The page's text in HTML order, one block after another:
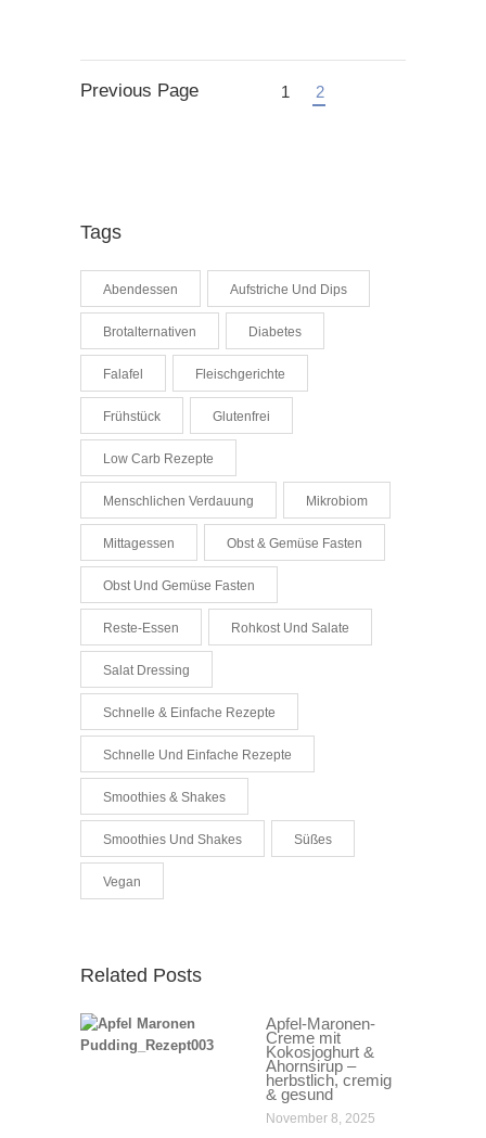
Previous Page 1 2
Tags
Abendessen Aufstriche Und Dips
Brotalternativen Diabetes
Falafel Fleischgerichte
Frühstück Glutenfrei
Low Carb Rezepte
Menschlichen Verdauung Mikrobiom
Mittagessen Obst & Gemüse Fasten
Obst Und Gemüse Fasten
Reste-Essen Rohkost Und Salate
Salat Dressing
Schnelle & Einfache Rezepte
Schnelle Und Einfache Rezepte
Smoothies & Shakes
Smoothies Und Shakes Süßes
Vegan
Related Posts
Apfel-Maronen-
Creme mit
Kokosjoghurt &
Ahornsirup –
herbstlich, cremig
& gesund
November 8, 2025